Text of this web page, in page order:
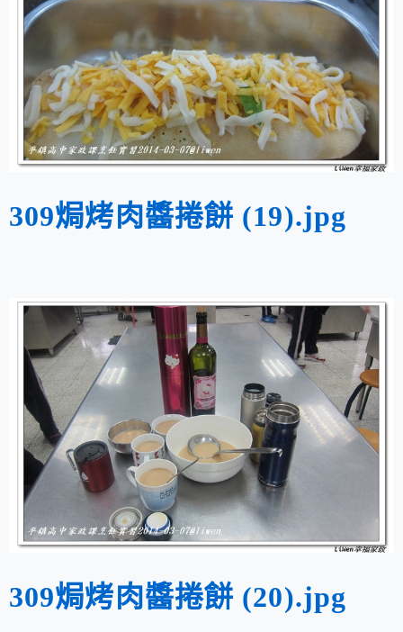
309焗烤肉醬捲餅 (19).jpg
309焗烤肉醬捲餅 (20).jpg